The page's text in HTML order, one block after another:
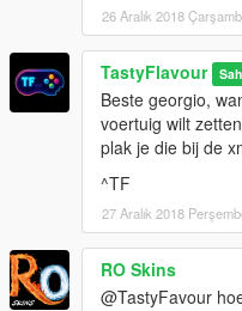
26 Aralık 2018
TastyFlavour
Beste georgio,
voertuig wilt
plak je die bij de
^TF
27 Aralık 2018
RO Skins
@TastyFavour